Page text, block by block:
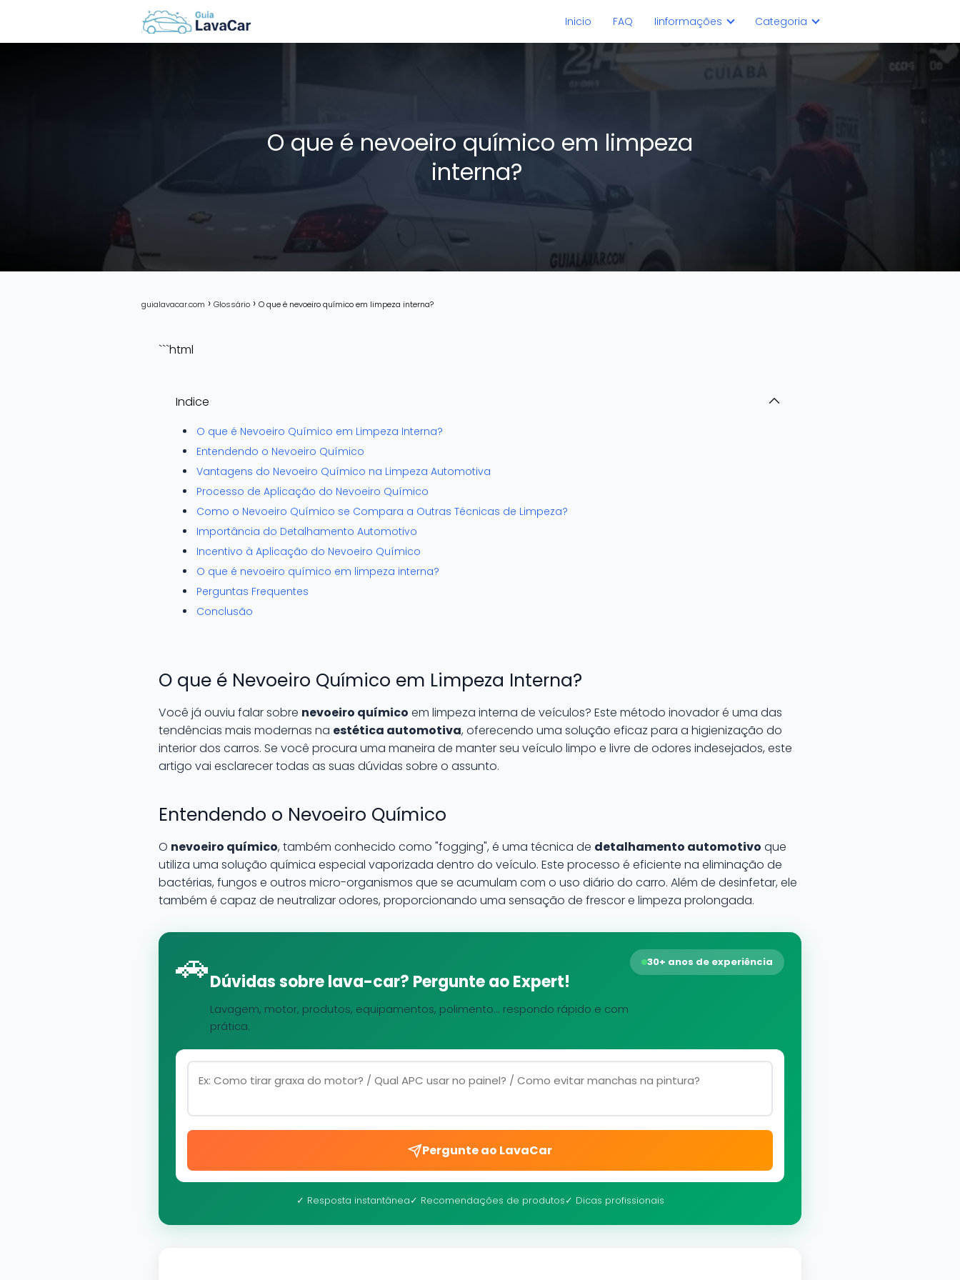
Inicio FAQ Iinformações Categoria
O que é nevoeiro químico em limpeza
interna?
guialavacar.com Glossário O que é nevoeiro químico em limpeza interna?
```html
Indice
O que é Nevoeiro Químico em Limpeza Interna?
Entendendo o Nevoeiro Químico
Vantagens do Nevoeiro Químico na Limpeza Automotiva
Processo de Aplicação do Nevoeiro Químico
Como o Nevoeiro Químico se Compara a Outras Técnicas de Limpeza?
Importância do Detalhamento Automotivo
Incentivo à Aplicação do Nevoeiro Químico
O que é nevoeiro químico em limpeza interna?
Perguntas Frequentes
Conclusão
O que é Nevoeiro Químico em Limpeza Interna?
Você já ouviu falar sobre nevoeiro químico em limpeza interna de veículos? Este método inovador é uma das
tendências mais modernas na estética automotiva, oferecendo uma solução eficaz para a higienização do
interior dos carros. Se você procura uma maneira de manter seu veículo limpo e livre de odores indesejados, este
artigo vai esclarecer todas as suas dúvidas sobre o assunto.
Entendendo o Nevoeiro Químico
O nevoeiro químico, também conhecido como "fogging", é uma técnica de detalhamento automotivo que
utiliza uma solução química especial vaporizada dentro do veículo. Este processo é eficiente na eliminação de
bactérias, fungos e outros micro-organismos que se acumulam com o uso diário do carro. Além de desinfetar, ele
também é capaz de neutralizar odores, proporcionando uma sensação de frescor e limpeza prolongada.
🚗Dúvidas sobre lava-car? Pergunte ao Expert!
Lavagem, motor, produtos, equipamentos, polimento... respondo rápido e com
prática.
30+ anos de experiência
Pergunte ao LavaCar
✓ Resposta instantânea✓ Recomendações de produtos✓ Dicas profissionais